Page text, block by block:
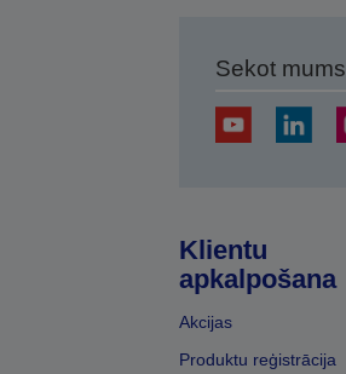
Sekot mums
Klientu
apkalpošana
Akcijas
Produktu reģistrācija